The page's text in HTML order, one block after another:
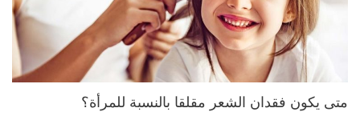
متى يكون فقدان الشعر مقلقا بالنسبة للمرأة؟